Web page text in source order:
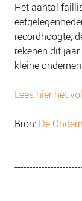
Het aantal
recordhoogte,
rekenen dit
kleine
Lees hier het
Bron: De
------